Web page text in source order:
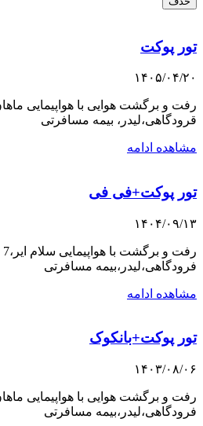
تور پوکت
۱۴۰۵/۰۴/۲۰
قرودگاهی،لیدر، بیمه مسافرتی
مشاهده ادامه
تور پوکت+فی فی
۱۴۰۴/۰۹/۱۳
فرودگاهی،لیدر،بیمه مسافرتی
مشاهده ادامه
تور پوکت+بانکوک
۱۴۰۳/۰۸/۰۶
فرودگاهی،لیدر،بیمه مسافرتی